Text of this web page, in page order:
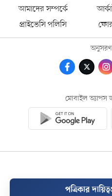
আমাদের সম্পর্কে
প্রাইভেসি পলিসি
মোবাইল
পত্রিকার